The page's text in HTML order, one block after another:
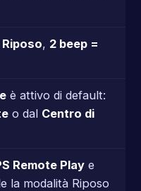
Riposo, 2 beep =
è attivo di default:
o dal Centro di
Remote Playe
la modalità Riposo